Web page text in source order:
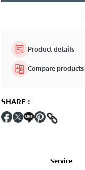
Product details
Compare products
SHARE:
Service